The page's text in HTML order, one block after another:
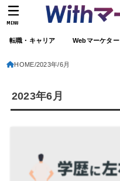
転職・キャリア Webマーケター
MENU
HOME 2023年 6月
2023年6月